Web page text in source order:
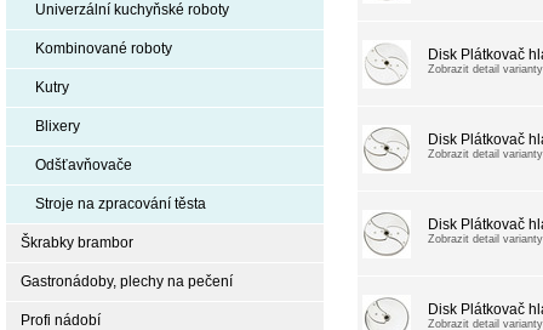
Disk Plátkovač
Zobrazit detail varianty
Disk Plátkovač
Zobrazit detail varianty
Disk Plátkovač
Zobrazit detail varianty
Disk Plátkovač
Zobrazit detail varianty
Univerzální kuchyňské roboty
Kombinované roboty
Kutry
Blixery
Odšťavňovače
Stroje na zpracování těsta
Škrabky brambor
Gastronádoby, plechy na pečení
Profi nádobí